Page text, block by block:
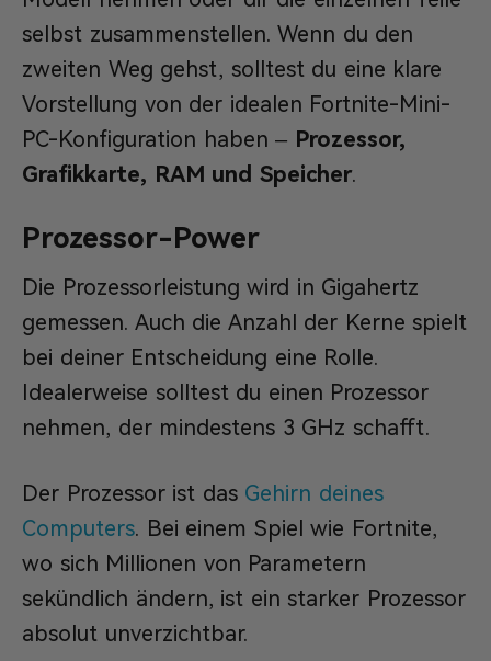
selbst zusammenstellen. Wenn du den
zweiten Weg gehst, solltest du eine klare
Vorstellung von der idealen Fortnite-Mini-
PC-Konfiguration haben – Prozessor,
Grafikkarte, RAM und Speicher.
Prozessor-Power
Die Prozessorleistung wird in Gigahertz
gemessen. Auch die Anzahl der Kerne spielt
bei deiner Entscheidung eine Rolle.
Idealerweise solltest du einen Prozessor
nehmen, der mindestens 3 GHz schafft.
Der Prozessor ist das Gehirn deines
Computers. Bei einem Spiel wie Fortnite,
wo sich Millionen von Parametern
sekündlich ändern, ist ein starker Prozessor
absolut unverzichtbar.